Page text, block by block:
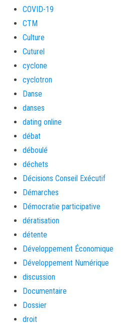
COVID-19
CTM
Culture
Cuturel
cyclone
cyclotron
Danse
danses
dating online
débat
déboulé
déchets
Décisions Conseil Exécutif
Démarches
Démocratie participative
dératisation
détente
Développement Économique
Développement Numérique
discussion
Documentaire
Dossier
droit